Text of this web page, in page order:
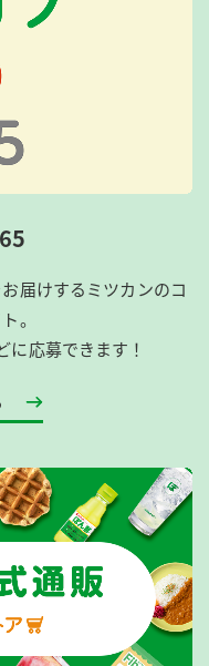
届けするミツカンのコ
。
に応募できます！